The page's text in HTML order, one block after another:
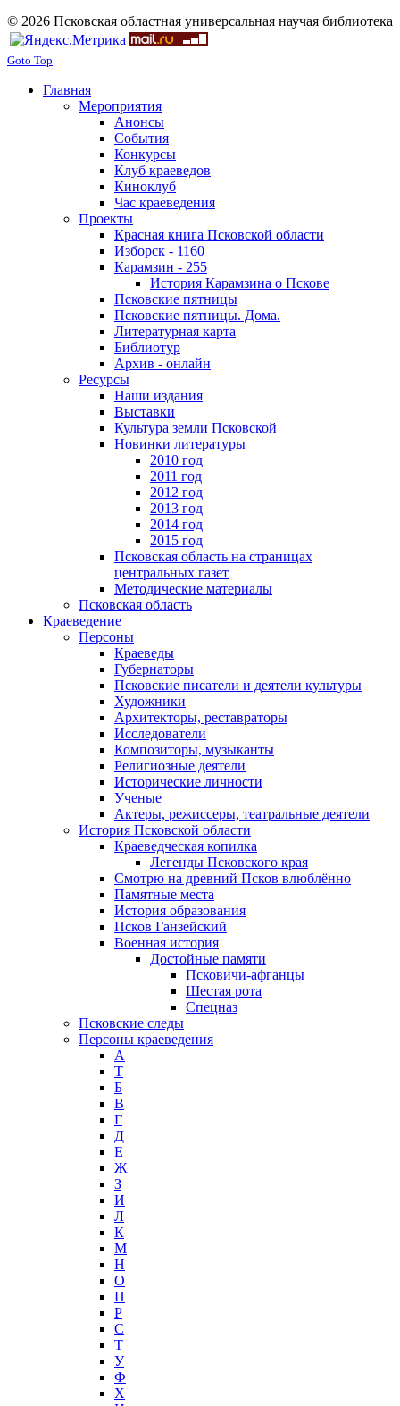
© 2026 Псковская областная универсальная научая библиотека
Goto Top
Главная
Мероприятия
Анонсы
События
Конкурсы
Клуб краеведов
Киноклуб
Час краеведения
Проекты
Красная книга Псковской области
Изборск - 1160
Карамзин - 255
История Карамзина о Пскове
Псковские пятницы
Псковские пятницы. Дома.
Литературная карта
Библиотур
Архив - онлайн
Ресурсы
Наши издания
Выставки
Культура земли Псковской
Новинки литературы
2010 год
2011 год
2012 год
2013 год
2014 год
2015 год
Псковская область на страницах
центральных газет
Методические материалы
Псковская область
Краеведение
Персоны
Краеведы
Губернаторы
Псковские писатели и деятели культуры
Художники
Архитекторы, реставраторы
Исследователи
Композиторы, музыканты
Религиозные деятели
Исторические личности
Ученые
Актеры, режиссеры, театральные деятели
История Псковской области
Краеведческая копилка
Легенды Псковского края
Смотрю на древний Псков влюблённо
Памятные места
История образования
Псков Ганзейский
Военная история
Достойные памяти
Псковичи-афганцы
Шестая рота
Спецназ
Псковские следы
Персоны краеведения
А
T
Б
В
Г
Д
Е
Ж
З
И
Л
К
М
Н
О
П
Р
С
Т
У
Ф
Х